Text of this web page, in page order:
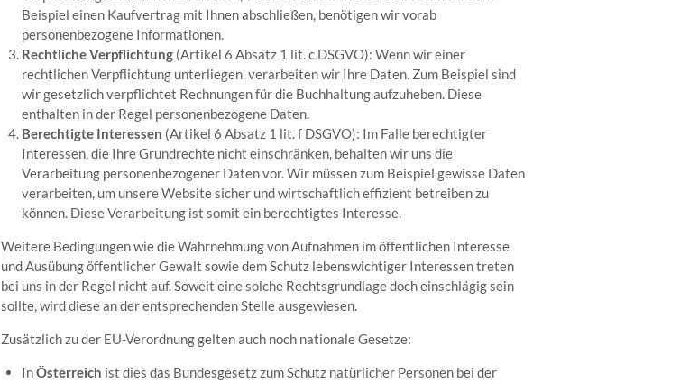
Beispiel einen Kaufvertrag mit Ihnen abschließen, benötigen wir vorab
personenbezogene Informationen.
Rechtliche Verpflichtung(Artikel 6 Absatz 1 lit. c DSGVO): Wenn wir einer
rechtlichen Verpflichtung unterliegen, verarbeiten wir Ihre Daten. Zum Beispiel sind
wir gesetzlich verpflichtet Rechnungen für die Buchhaltung aufzuheben. Diese
enthalten in der Regel personenbezogene Daten.
Berechtigte Interessen (Artikel 6 Absatz 1 lit. f DSGVO): Im Falle berechtigter
Interessen, die Ihre Grundrechte nicht einschränken, behalten wir uns die
Verarbeitung personenbezogener Daten vor. Wir müssen zum Beispiel gewisse Daten
verarbeiten, um unsere Website sicher und wirtschaftlich effizient betreiben zu
können. Diese Verarbeitung ist somit ein berechtigtes Interesse.
Weitere Bedingungen wie die Wahrnehmung von Aufnahmen im öffentlichen Interesse
und Ausübung öffentlicher Gewalt sowie dem Schutz lebenswichtiger Interessen treten
bei uns in der Regel nicht auf. Soweit eine solche Rechtsgrundlage doch einschlägig sein
sollte, wird diese an der entsprechenden Stelle ausgewiesen.
Zusätzlich zu der EU-Verordnung gelten auch noch nationale Gesetze:
InÖsterreich ist dies das Bundesgesetz zum Schutz natürlicher Personen bei der